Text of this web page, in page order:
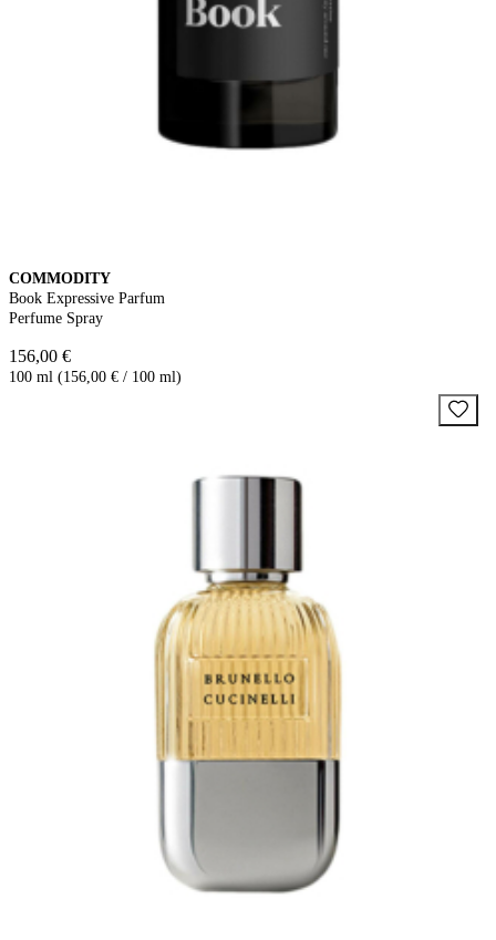
COMMODITY
Book Expressive Parfum
Perfume Spray
156,00 €
100 ml (156,00 € / 100 ml)